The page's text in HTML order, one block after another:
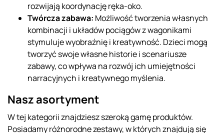
rozwijają koordynację ręka-oko.
Twórcza zabawa: Możliwość tworzenia własnych
kombinacji i układów pociągów z wagonikami
stymuluje wyobraźnię i kreatywność. Dzieci mogą
tworzyć swoje własne historie i scenariusze
zabawy, co wpływa na rozwój ich umiejętności
narracyjnych i kreatywnego myślenia.
Nasz asortyment
W tej kategorii znajdziesz szeroką gamę produktów.
Posiadamy różnorodne zestawy, w których znajdują się